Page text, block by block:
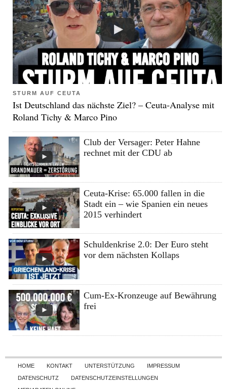
STURM AUF CEUTA
Ist Deutschland das nächste Ziel? – Ceuta-Analyse mit
Roland Tichy & Marco Pino
Club der Versager: Peter Hahne
rechnet mit der CDU ab
Ceuta-Krise: 65.000 fallen in die
Stadt ein – wie Spanien ein neues
2015 verhindert
Schuldenkrise 2.0: Der Euro steht
vor dem nächsten Kollaps
Cum-Ex-Kronzeuge auf Bewährung
frei
Skip to content
HOME KONTAKT UNTERSTÜTZUNG
IMPRESSUM
DATENSCHUTZ
DATENSCHUTZEINSTELLUNGEN